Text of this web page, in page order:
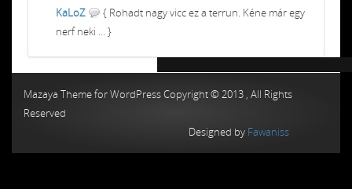
KaLoZ
{ Rohadt nagy vicc ez a terrun. Kéne már egy
nerf neki ... }
Mazaya Theme for WordPress Copyright © 2013 , All Rights
Reserved
Designed by Fawaniss